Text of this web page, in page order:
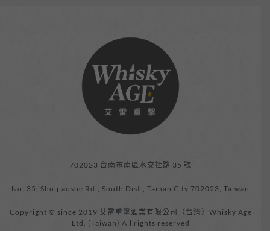
702023 台南市南區水交社路 35 號
No. 35, Shuijiaoshe Rd., South Dist., Tainan City 702023, Taiwan
Copyright © since 2019 艾雷重擊酒業有限公司（台灣）Whisky Age
Ltd. (Taiwan) All rights reserved